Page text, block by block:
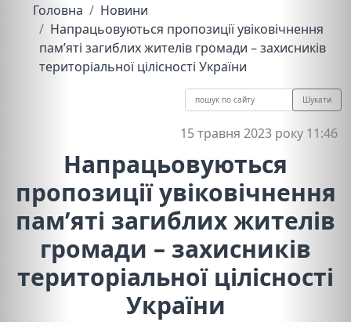
Головна
Новини
Напрацьовуються пропозиції увіковічнення
пам’яті загиблих жителів громади – захисників
територіальної цілісності України
Шукати
15 травня 2023 року 11:46
Напрацьовуються
пропозиції увіковічнення
пам’яті загиблих жителів
громади – захисників
територіальної цілісності
України